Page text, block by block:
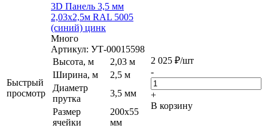
Быстрый
просмотр
3D Панель 3,5 мм
2,03х2,5м RAL 5005
(синий) цинк
Много
Артикул: УТ-00015598
Высота, м
2,03 м
Ширина, м
2,5 м
Диаметр
прутка
3,5 мм
Размер
ячейки
200х55
мм
2 025 ₽/шт
-
+
В корзину